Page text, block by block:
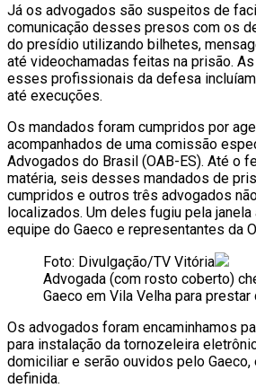
Já os advogados são suspeitos de
comunicação desses presos com os
do presídio utilizando bilhetes,
até videochamadas feitas na prisão.
esses profissionais da defesa
até execuções.
Os mandados foram cumpridos por
acompanhados de uma comissão
Advogados do Brasil (OAB-ES). Até o
matéria, seis desses mandados de
cumpridos e outros três advogados
localizados. Um deles fugiu pela
equipe do Gaeco e representantes da
Foto: Divulgação/TV Vitória
Advogada (com rosto coberto)
Gaeco em Vila Velha para
Os advogados foram encaminhamos
para instalação da tornozeleira
domiciliar e serão ouvidos pelo Gaeco,
definida.